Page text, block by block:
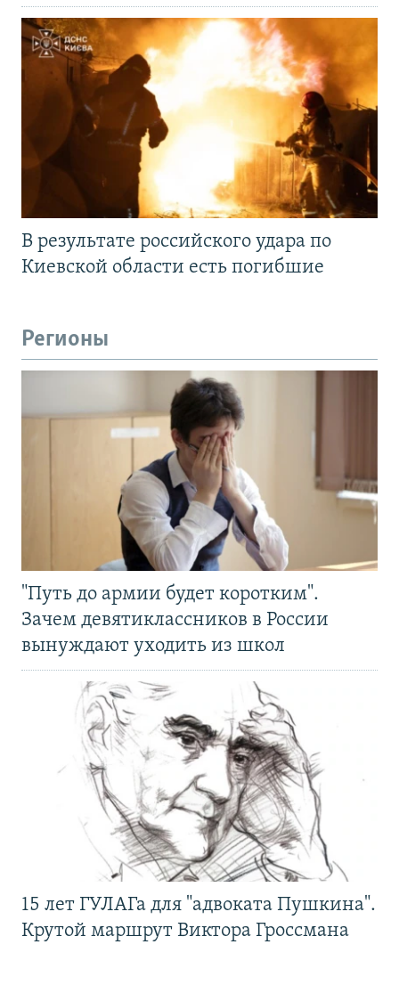
В результате российского удара по
Киевской области есть погибшие
Регионы
"Путь до армии будет коротким".
Зачем девятиклассников в России
вынуждают уходить из школ
15 лет ГУЛАГа для "адвоката Пушкина".
Крутой маршрут Виктора Гроссмана